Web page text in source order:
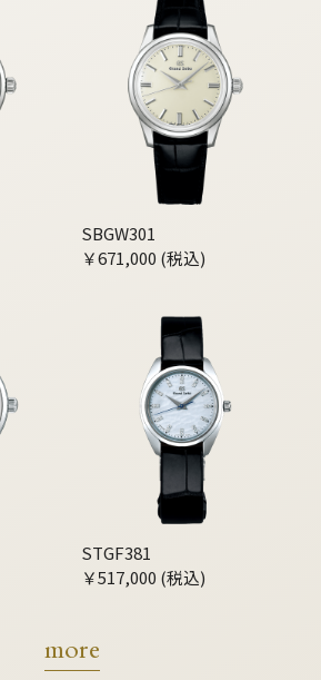
SBGW301
￥671,000 (税込)
STGF381
￥517,000 (税込)
more